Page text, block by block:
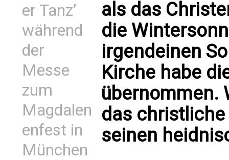
er Tanz’
während
der
Messe
zum
Magdalen
enfest in
München
als das
die
irgendeinen
Kirche habe
übernommen.
das
seinen